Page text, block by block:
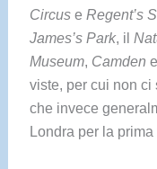
Circuse Regent’s
James’s Park, il
Museum, Camden e
viste, per cui non ci
che invece
Londra per la prima